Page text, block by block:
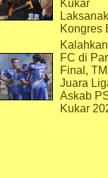
Kukar
Kongres
FC di
Final,
Juara
Askab
Kukar